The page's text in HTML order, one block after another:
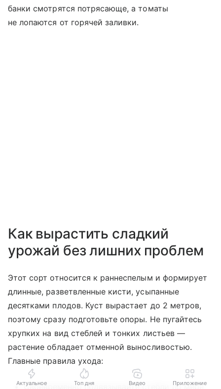
банки смотрятся потрясающе, а томаты
не лопаются от горячей заливки.
Как вырастить сладкий
урожай без лишних проблем
Этот сорт относится к раннеспелым и формирует
длинные, разветвленные кисти, усыпанные
десятками плодов. Куст вырастает до 2 метров,
поэтому сразу подготовьте опоры. Не пугайтесь
хрупких на вид стеблей и тонких листьев —
растение обладает отменной выносливостью.
Главные правила ухода:
Своевременно подвязывайте стебли по мере
Актуальное Топ дня Видео Приложение